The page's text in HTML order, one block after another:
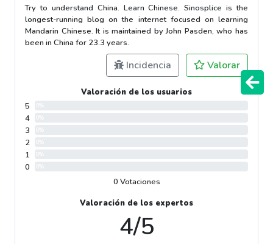
Try to understand China. Learn Chinese. Sinosplice is the
longest-running blog on the internet focused on learning
Mandarin Chinese. It is maintained by John Pasden, who has
been in China for 23.3 years.
Incidencia Valorar
Valoración de los usuarios
5
4
3
2
1
0
0 Votaciones
Valoración de los expertos
4/5